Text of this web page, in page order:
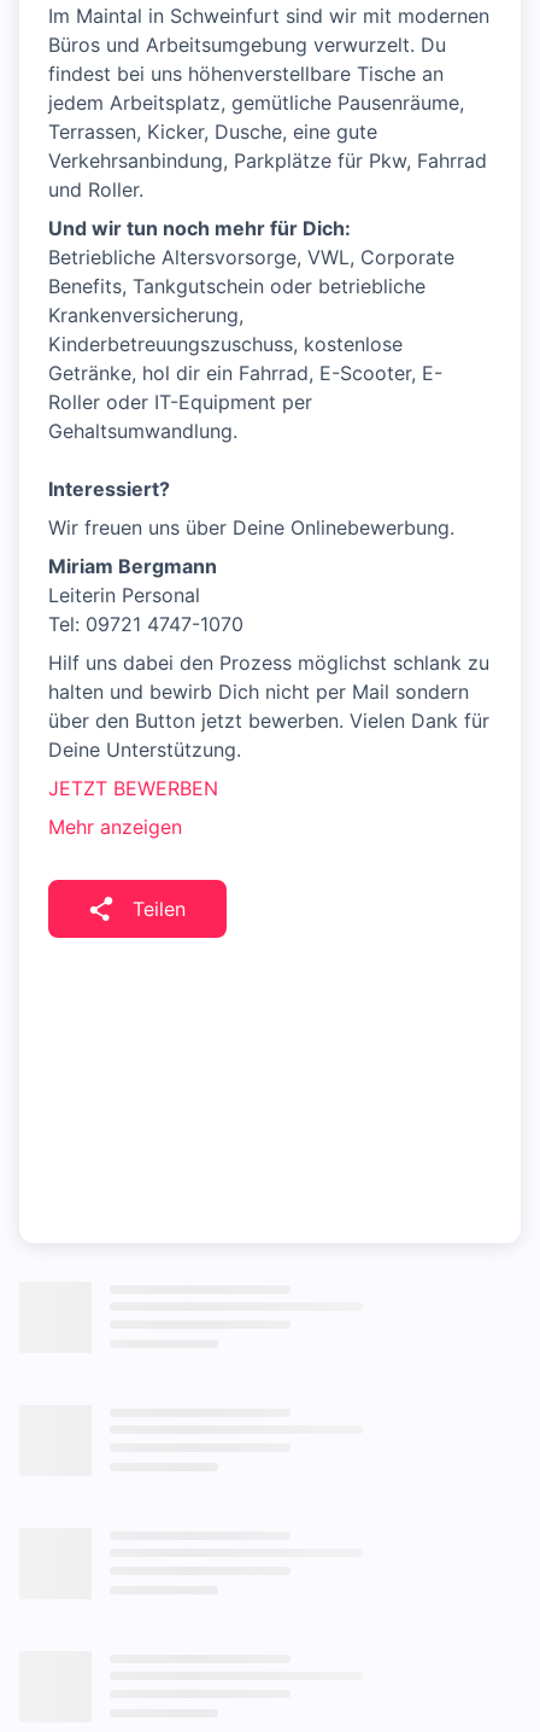
Im Maintal in Schweinfurt sind wir mit modernen
Büros und Arbeitsumgebung verwurzelt. Du
findest bei uns höhenverstellbare Tische an
jedem Arbeitsplatz, gemütliche Pausenräume,
Terrassen, Kicker, Dusche, eine gute
Verkehrsanbindung, Parkplätze für Pkw, Fahrrad
und Roller.
Und wir tun noch mehr für Dich:
Betriebliche Altersvorsorge, VWL, Corporate
Benefits, Tankgutschein oder betriebliche
Krankenversicherung,
Kinderbetreuungszuschuss, kostenlose
Getränke, hol dir ein Fahrrad, E-Scooter, E-
Roller oder IT-Equipment per
Gehaltsumwandlung.
Interessiert?
Wir freuen uns über Deine Onlinebewerbung.
Miriam Bergmann
Leiterin Personal
Tel: 09721 4747-1070
Hilf uns dabei den Prozess möglichst schlank zu
halten und bewirb Dich nicht per Mail sondern
über den Button jetzt bewerben. Vielen Dank für
Deine Unterstützung.
JETZT BEWERBEN
Mehr anzeigen
Teilen